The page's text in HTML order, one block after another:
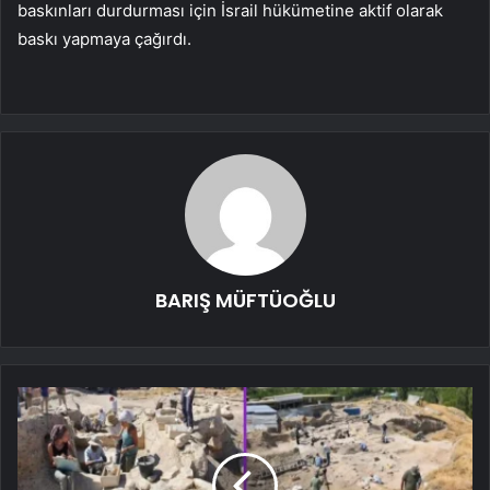
baskınları durdurması için İsrail hükümetine aktif olarak
baskı yapmaya çağırdı.
BARIŞ MÜFTÜOĞLU